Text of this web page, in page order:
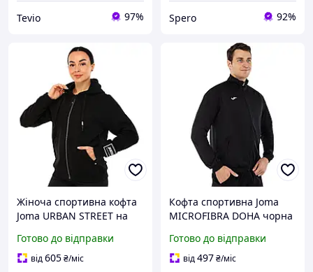
Tevio 97% Spero 92%
Жіноча спортивна кофта
Joma URBAN STREET на
чорний для тренувань
розмір L
Готово до відправки
від605₴/міс
Кофта спортивна Joma
MICROFIBRA DOHA чорна
блискавці L
Готово до відправки
від497₴/міс